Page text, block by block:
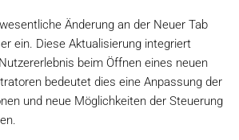
Änderung an der Neuer Tab
ein. Diese Aktualisierung integriert
beim Öffnen eines neuen
bedeutet dies eine Anpassung der
und neue Möglichkeiten der Steuerung